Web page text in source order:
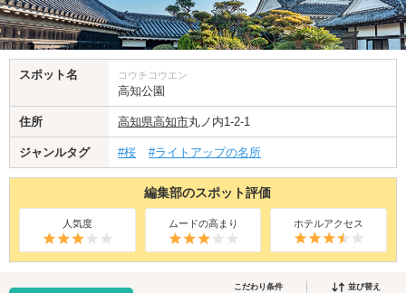
スポット名 コウチコウエン
高知公園
住所 高知県高知市丸ノ内1-2-1
ジャンルタグ #桜 #ライトアップの名所
編集部のスポット評価
人気度 ムードの高まり ホテルアクセス
こだわり条件 並び替え